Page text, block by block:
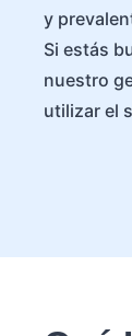
y
Si estás
nuestro
utilizar el